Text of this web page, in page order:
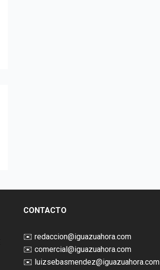
CONTACTO
✉️ redaccion@iguazuahora.com
✉️ comercial@iguazuahora.com
✉️ luizsebasmendez@iguazuahora.com